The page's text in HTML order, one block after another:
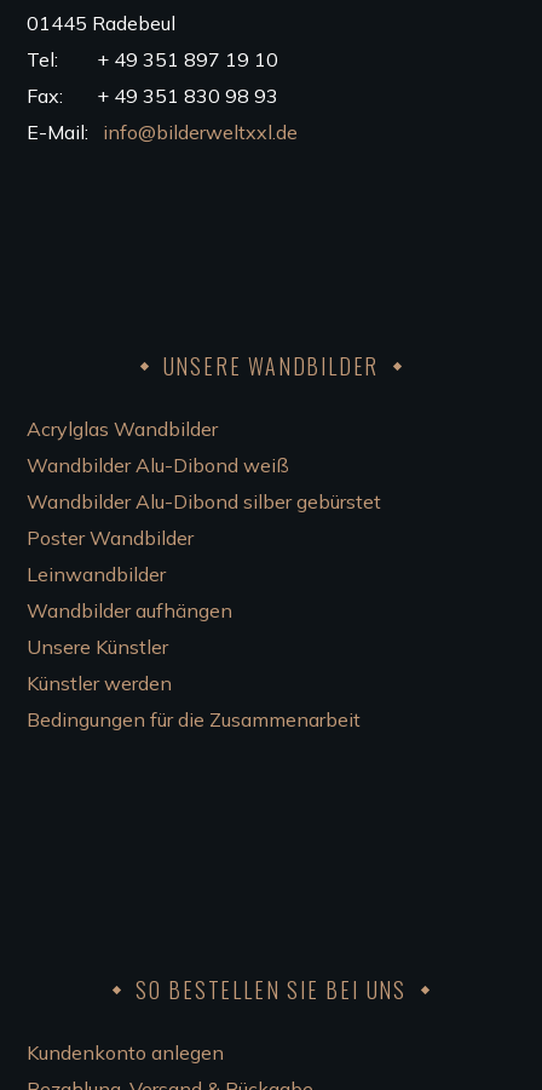
01445 Radebeul
Tel: + 49 351 897 19 10
Fax: + 49 351 830 98 93
E-Mail: info@bilderweltxxl.de
UNSERE WANDBILDER
Acrylglas Wandbilder
Wandbilder Alu-Dibond weiß
Wandbilder Alu-Dibond silber gebürstet
Poster Wandbilder
Leinwandbilder
Wandbilder aufhängen
Unsere Künstler
Künstler werden
Bedingungen für die Zusammenarbeit
SO BESTELLEN SIE BEI UNS
Kundenkonto anlegen